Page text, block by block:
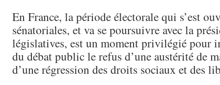
En France, la période électorale qui s’est
sénatoriales, et va se poursuivre avec la
législatives, est un moment privilégié pour
du débat public le refus d’une austérité de
d’une régression des droits sociaux et des